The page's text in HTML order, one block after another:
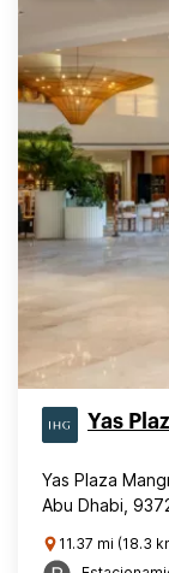
Yas
Yas Plaza
Abu Dhabi,
11.37 mi (18.3